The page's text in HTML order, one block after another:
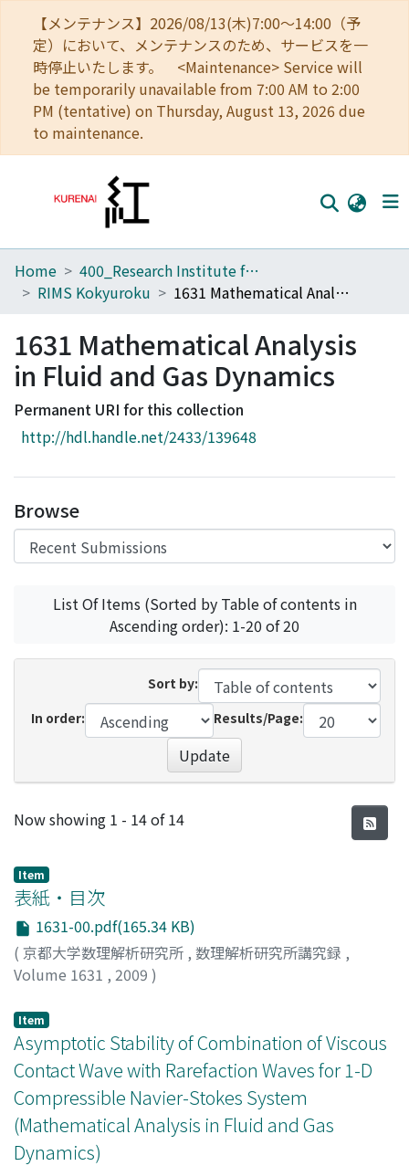
【メンテナンス】2026/08/13(木)7:00～14:00（予
定）において、メンテナンスのため、サービスを一
時停止いたします。 <Maintenance> Service will
be temporarily unavailable from 7:00 AM to 2:00
PM (tentative) on Thursday, August 13, 2026 due
to maintenance.
Home
Browse
Download Ranking
Access Statistics
Home
400_Research Institute for Mathematical Sciences
RIMS Kokyuroku
1631 Mathematical Analysis in Fluid and Gas Dynamics
1631 Mathematical Analysis
in Fluid and Gas Dynamics
Permanent URI for this collection
http://hdl.handle.net/2433/139648
Browse
List Of Items (Sorted by Table of contents in
Ascending order): 1-20 of 20
Sort by:
In order:
Results/Page:
Update
Recent Submissions
Now showing 1 - 14 of 14
Item
表紙・目次
1631-00.pdf(165.34 KB)
( 京都大学数理解析研究所 , 数理解析研究所講究録 ,
Volume 1631 , 2009 )
Item
Asymptotic Stability of Combination of Viscous
Contact Wave with Rarefaction Waves for 1-D
Compressible Navier-Stokes System
(Mathematical Analysis in Fluid and Gas
Dynamics)